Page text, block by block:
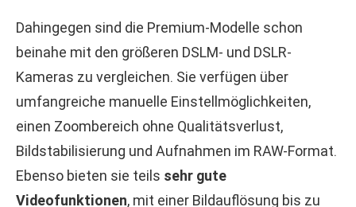
Dahingegen sind die Premium-Modelle schon
beinahe mit den größeren DSLM- und DSLR-
Kameras zu vergleichen. Sie verfügen über
umfangreiche manuelle Einstellmöglichkeiten,
einen Zoombereich ohne Qualitätsverlust,
Bildstabilisierung und Aufnahmen im RAW-Format.
Ebenso bieten sie teils sehr gute
Videofunktionen, mit einer Bildauflösung bis zu